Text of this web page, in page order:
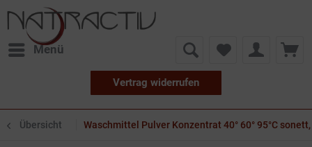
Menü
Vertrag widerrufen
Übersicht Waschmittel Pulver Konzentrat 40° 60° 95°C